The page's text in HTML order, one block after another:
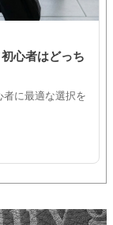
心者はどっち
に最適な選択を